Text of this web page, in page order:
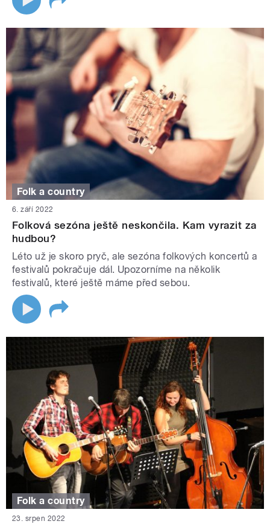
Folk a country
6. září 2022
Folková sezóna ještě neskončila. Kam vyrazit za
hudbou?
Léto už je skoro pryč, ale sezóna folkových koncertů a
festivalů pokračuje dál. Upozorníme na několik
festivalů, které ještě máme před sebou.
Folk a country
23. srpen 2022